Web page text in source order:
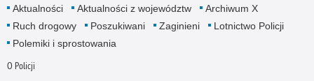
Aktualności Aktualności z województw
Archiwum X
Ruch drogowy
Poszukiwani Zaginieni
Lotnictwo Policji
Polemiki i sprostowania
O Policji